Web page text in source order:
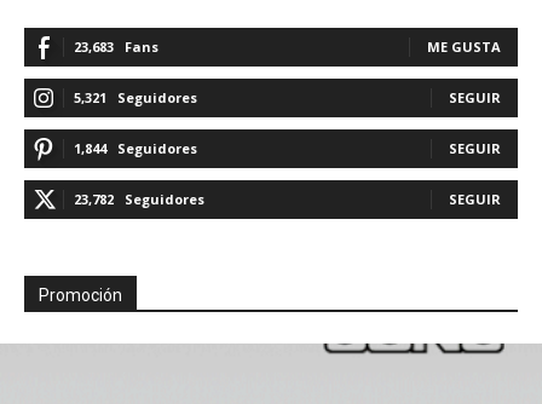
23,683 Fans ME GUSTA
5,321 Seguidores SEGUIR
1,844 Seguidores SEGUIR
23,782 Seguidores SEGUIR
Promoción